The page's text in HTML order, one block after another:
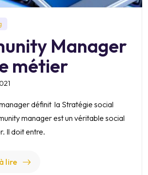
Manager
métier
définit la Stratégie social
manager est un véritable social
Il doit entre.
lire